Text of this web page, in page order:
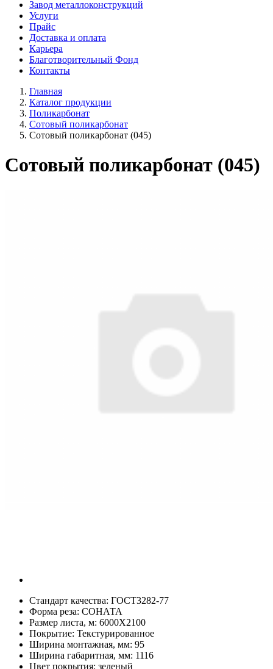
Завод металлоконструкций
Услуги
Прайс
Доставка и оплата
Карьера
Благотворительный Фонд
Контакты
Главная
Каталог продукции
Поликарбонат
Сотовый поликарбонат
Сотовый поликарбонат (045)
Сотовый поликарбонат (045)
Стандарт качества: ГОСТ3282-77
Форма реза: СОНАТА
Размер листа, м: 6000Х2100
Покрытие: Текстурированное
Ширина монтажная, мм: 95
Ширина габаритная, мм: 1116
Цвет покрытия: зеленый